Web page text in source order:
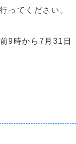
ってください。
時から7月31日